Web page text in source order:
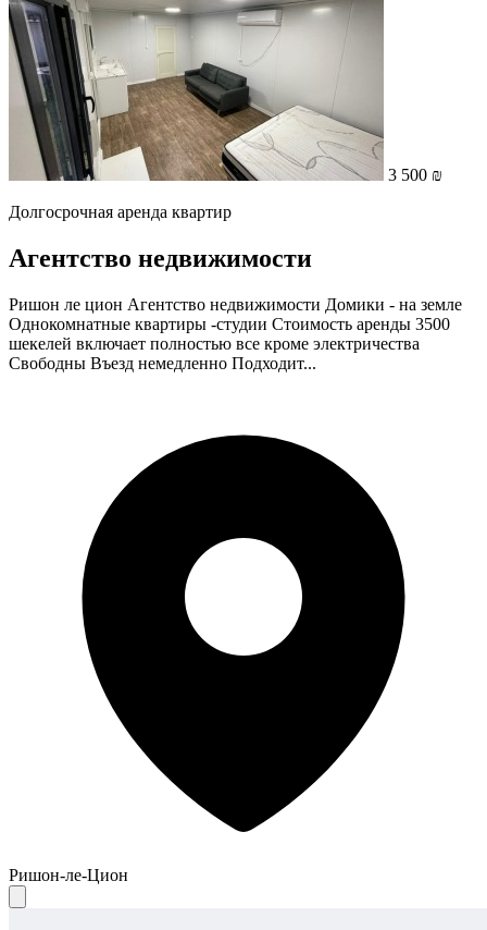
3 500 ₪
Долгосрочная аренда квартир
Агентство недвижимости
Ришон ле цион Агентство недвижимости Домики - на земле
Однокомнатные квартиры -студии Стоимость аренды 3500
шекелей включает полностью все кроме электричества
Свободны Въезд немедленно Подходит...
Ришон-ле-Цион